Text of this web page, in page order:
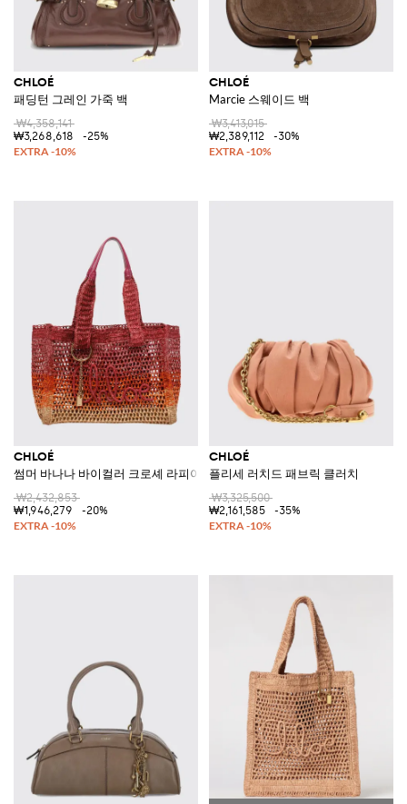
CHLOÉ
패딩턴 그레인 가죽 백
₩4,358,141
₩3,268,618
-25%
CHLOÉ
Marcie 스웨이드 백
₩3,413,015
₩2,389,112
-30%
CHLOÉ
썸머 바나나 바이컬러 크로셰 라피아 숄더백 자수 로고
₩2,432,853
₩1,946,279
-20%
CHLOÉ
플리세 러치드 패브릭 클러치
₩3,325,500
₩2,161,585
-35%